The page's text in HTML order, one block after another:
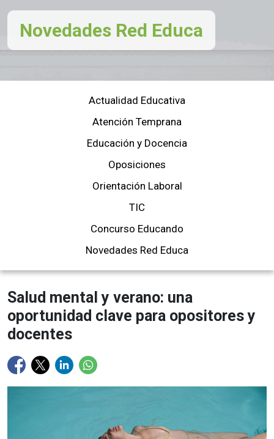
Novedades Red Educa
Actualidad Educativa
Atención Temprana
Educación y Docencia
Oposiciones
Orientación Laboral
TIC
Concurso Educando
Novedades Red Educa
Salud mental y verano: una
oportunidad clave para opositores y
docentes